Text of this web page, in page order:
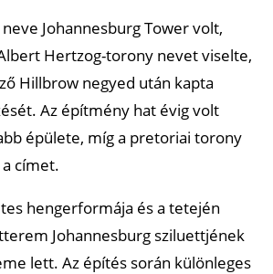
Johannesburg Tower volt,
Hertzog-torony nevet viselte,
Hillbrow negyed után kapta
Az építmény hat évig volt
épülete, míg a pretoriai torony
címet.
hengerformája és a tetején
Johannesburg sziluettjének
lett. Az építés során különleges